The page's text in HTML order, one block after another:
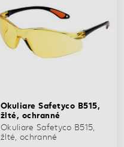
Okuliare Safetyco B515,
žlté, ochranné
Okuliare Safetyco B515,
žlté, ochranné